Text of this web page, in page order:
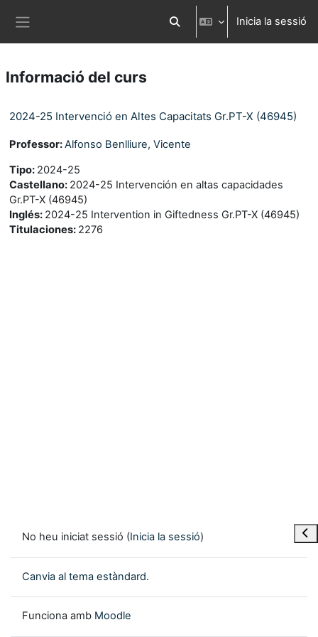
Commuta l'entrada de la cerca
Inicia la sessió
Informació del curs
2024-25 Intervenció en Altes Capacitats Gr.PT-X (46945)
Professor:Alfonso Benlliure, Vicente
Tipo: 2024-25
Castellano: 2024-25 Intervención en altas capacidades
Gr.PT-X (46945)
Inglés: 2024-25 Intervention in Giftedness Gr.PT-X (46945)
Titulaciones: 2276
No heu iniciat sessió (Inicia la sessió)
Canvia al tema estàndard.
Funciona amb Moodle